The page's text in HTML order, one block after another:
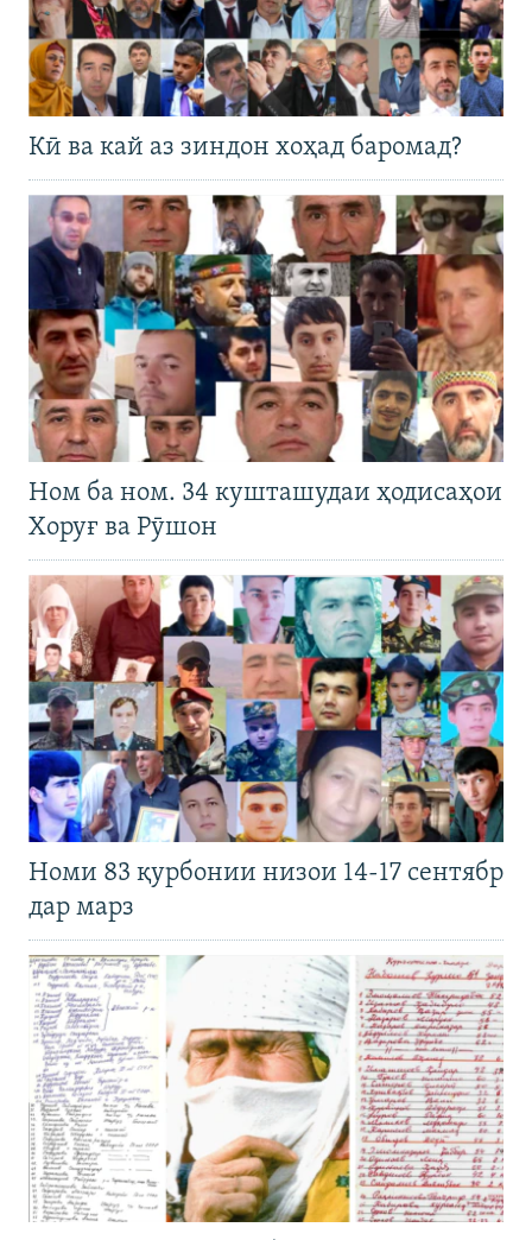
Кӣ ва кай аз зиндон хоҳад баромад?
Ном ба ном. 34 кушташудаи ҳодисаҳои
Хоруғ ва Рӯшон
Номи 83 қурбонии низои 14-17 сентябр
дар марз